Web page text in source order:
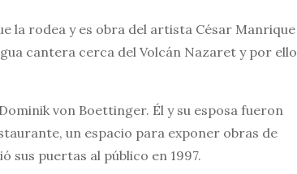
la rodea y es obra del artista César Manrique
cantera cerca del Volcán Nazaret y por ello
von Boettinger. Él y su esposa fueron
un espacio para exponer obras de
sus puertas al público en 1997.